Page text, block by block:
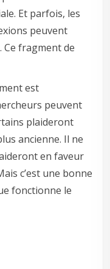
Et parfois, les
peuvent
fragment de
est
peuvent
plaideront
ancienne. Il ne
en faveur
c’est une bonne
fonctionne le